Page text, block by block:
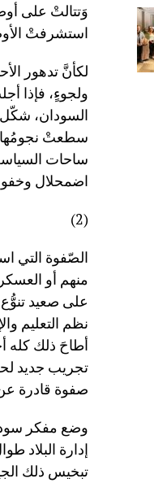
وَتتالتْ على
استشرفتْ
لكأنَّ تدهور
ولجوءٍ، فإذا
السودان، شكّل
سطعتْ نجومُها
ساحات السياسة
اضمحلال
(2)
منهم أو
على صعيد تنوُّع
نظم التعليم
أطاحَ ذلك كله
تجريب جديد
صفوة قادرة عن
وضع مفكر
إدارة البلاد
تبخيس ذلك